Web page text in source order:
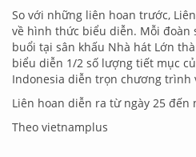
So với những liên hoan trước,
về hình thức biểu diễn. Mỗi đoàn
buổi tại sân khấu Nhà hát Lớn
biểu diễn 1/2 số lượng tiết mục
Indonesia diễn trọn chương trình
Liên hoan diễn ra từ ngày 25 đến
Theo vietnamplus